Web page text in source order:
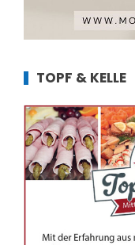
TOPF & KELLE